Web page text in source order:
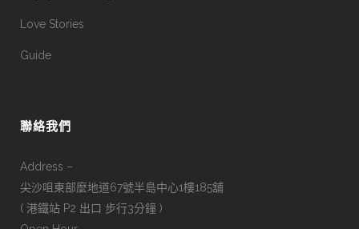
Love Stories
Guide
聯絡我們
Address –
尖沙咀東部麼地道67號半島中心1樓185舖
( 港鐵站 P2 出口 步行3分鐘 )